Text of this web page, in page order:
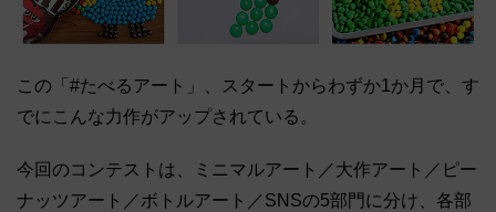
この「#たべるアート」、スタートからわずか1か月で、す
でにこんな力作がアップされている。
今回のコンテストは、ミニマルアート／大作アート／ピー
ナッツアート／ボトルアート／SNSの5部門に分け、各部